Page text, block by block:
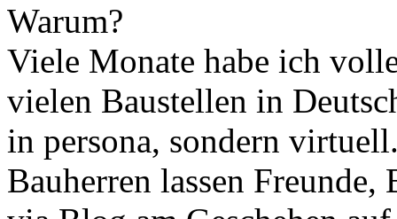
Warum?
Viele Monate habe ich
vielen Baustellen in
in persona, sondern
Bauherren lassen